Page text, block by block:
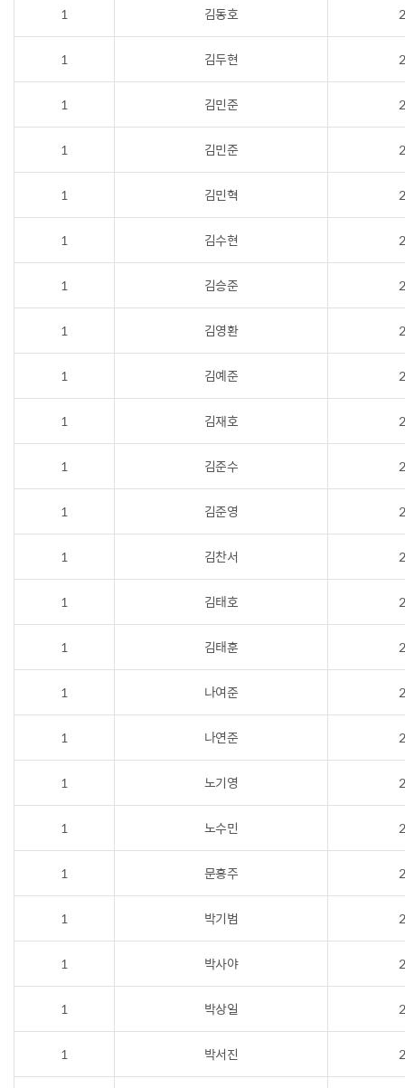
1 김동호
1 김두현
1 김민준
1 김민준
1 김민혁
1 김수현
1 김승준
1 김영환
1 김예준
1 김재호
1 김준수
1 김준영
1 김찬서
1 김태호
1 김태훈
1 나여준
1 나연준
1 노기영
1 노수민
1 문홍주
1 박기범
1 박사야
1 박상일
1 박서진